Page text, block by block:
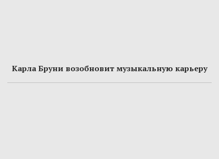
Карла Бруни возобновит музыкальную карьеру